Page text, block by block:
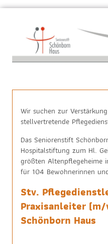
Wir suchen zur
stellvertretende
Das Seniorenstift
Hospitalstiftung zum Hl.
größten Altenpflegeheime
für 104 Bewohnerinnen
Stv.
Praxisanleiter
Schönborn Haus